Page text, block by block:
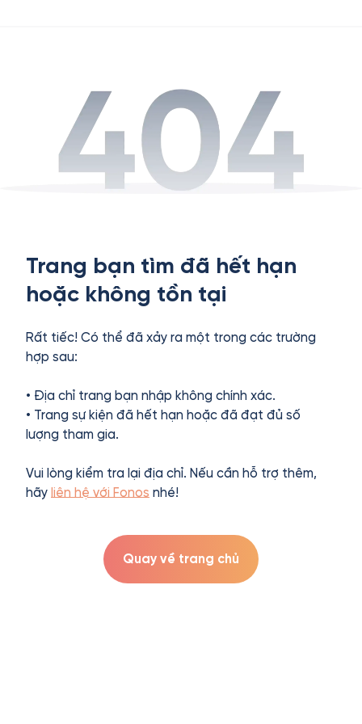
Trang bạn tìm đã hết hạn
hoặc không tồn tại
Rất tiếc! Có thể đã xảy ra một trong các trường
hợp sau:
• Địa chỉ trang bạn nhập không chính xác.
• Trang sự kiện đã hết hạn hoặc đã đạt đủ số
lượng tham gia.
Vui lòng kiểm tra lại địa chỉ. Nếu cần hỗ trợ thêm,
hãy liên hệ với Fonos nhé!
Quay về trang chủ